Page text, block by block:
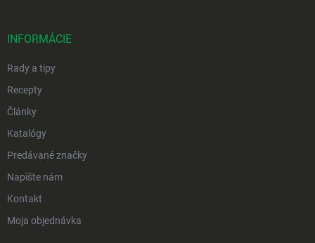
INFORMÁCIE
Rady a tipy
Recepty
Články
Katalógy
Predávané značky
Napíšte nám
Kontakt
Moja objednávka